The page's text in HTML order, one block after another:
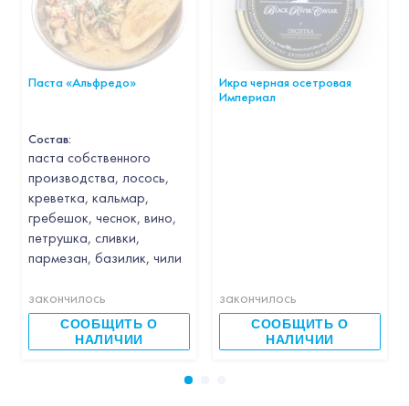
Паста «Альфредо»
Состав:
паста собственного
производства, лосось,
креветка, кальмар,
гребешок, чеснок, вино,
петрушка, сливки,
пармезан, базилик, чили
закончилось
СООБЩИТЬ О
НАЛИЧИИ
Икра черная осетровая
Империал
закончилось
СООБЩИТЬ О
НАЛИЧИИ